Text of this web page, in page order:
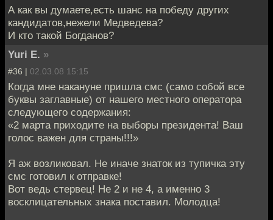
А как вы думаете,есть шанс на победу других
кандидатов,нежели Медведева?
И кто такой Богданов?
Yuri E. »
#36 | 02.03.08 15:15
Когда мне накануне пришла смс (само собой все
буквы заглавные) от нашего местного оператора
следующего содержания:
«2 марта приходите на выборы президента! Ваш
голос важен для страны!!!»
Я аж возликовал. Не иначе знаток из тупичка эту
смс готовил к отправке!
Вот ведь стервец! Не 2 и не 4, а именно 3
восклицательных знака поставил. Молодца!